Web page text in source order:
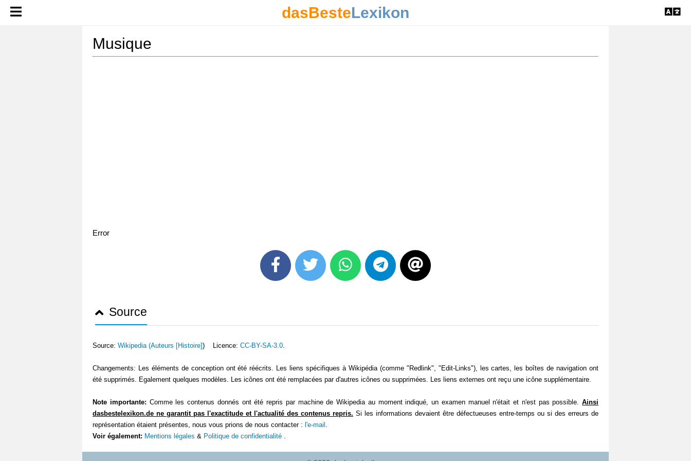
dasBesteLexikon
Musique
Error
Source
Source: Wikipedia (Auteurs [Histoire]) Licence: CC-BY-SA-3.0.
Changements: Les éléments de conception ont été réécrits. Les liens spécifiques à Wikipédia (comme "Redlink", "Edit-Links"), les cartes, les boîtes de navigation ont
été supprimés. Egalement quelques modèles. Les icônes ont été remplacées par d'autres icônes ou supprimées. Les liens externes ont reçu une icône supplémentaire.
Note importante: Comme les contenus donnés ont été repris par machine de Wikipedia au moment indiqué, un examen manuel n'était et n'est pas possible. Ainsi
dasbestelexikon.de ne garantit pas l'exactitude et l'actualité des contenus repris. Si les informations devaient être défectueuses entre-temps ou si des erreurs de
représentation étaient présentes, nous vous prions de nous contacter : l'e-mail .
Voir également: Mentions légales & Politique de confidentialité .